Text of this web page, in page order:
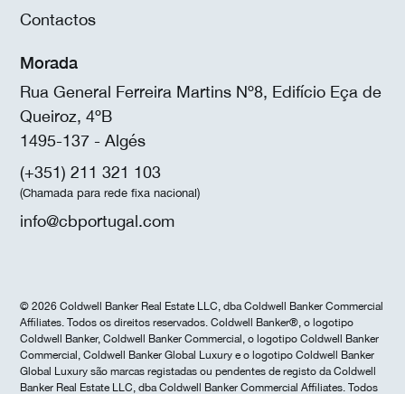
Contactos
Morada
Rua General Ferreira Martins Nº8, Edifício Eça de
Queiroz, 4ºB
1495-137 - Algés
(+351) 211 321 103
(Chamada para rede fixa nacional)
info@cbportugal.com
© 2026 Coldwell Banker Real Estate LLC, dba Coldwell Banker Commercial
Affiliates. Todos os direitos reservados. Coldwell Banker®, o logotipo
Coldwell Banker, Coldwell Banker Commercial, o logotipo Coldwell Banker
Commercial, Coldwell Banker Global Luxury e o logotipo Coldwell Banker
Global Luxury são marcas registadas ou pendentes de registo da Coldwell
Banker Real Estate LLC, dba Coldwell Banker Commercial Affiliates. Todos